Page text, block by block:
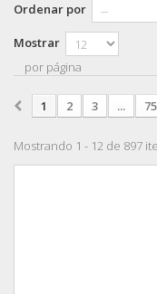
Ordenar por
Mostrar
por página
1 2 3 ... 75
Mostrando 1 - 12 de 897